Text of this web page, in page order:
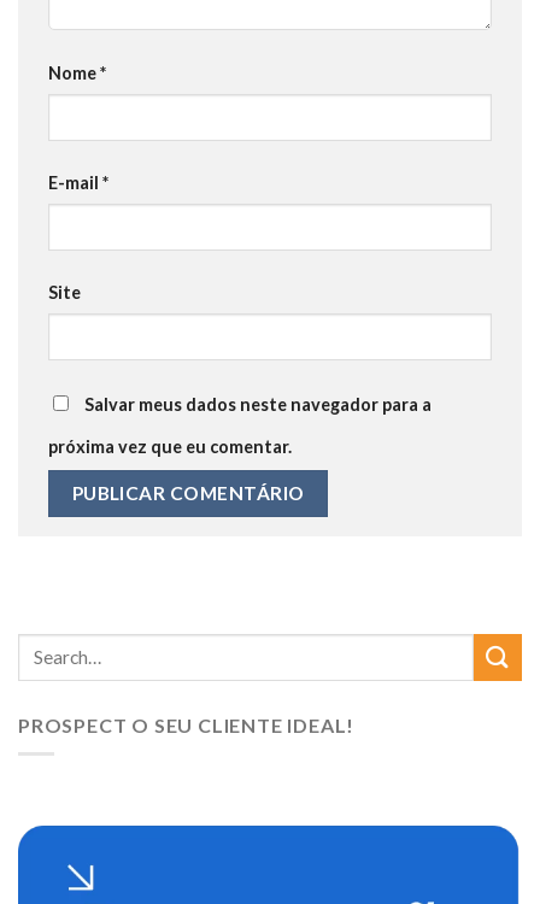
Nome*
E-mail *
Site
Salvar meus dados neste navegador para a
próxima vez que eu comentar.
PROSPECT O SEU CLIENTE IDEAL!